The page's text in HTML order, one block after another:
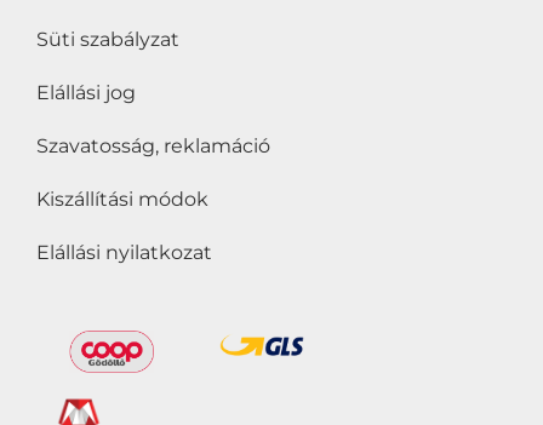
Süti szabályzat
Elállási jog
Szavatosság, reklamáció
Kiszállítási módok
Elállási nyilatkozat